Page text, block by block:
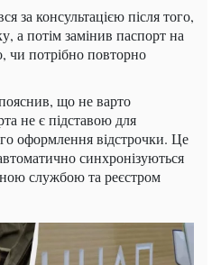
за консультацією після того,
а потім замінив паспорт на
чи потрібно повторно
що не варто
не є підставою для
оформлення відстрочки. Це
синхронізуються
службою та реєстром